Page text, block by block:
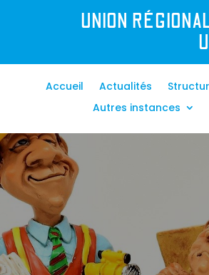
UNION RÉ
Accueil Actualités
Autres instances